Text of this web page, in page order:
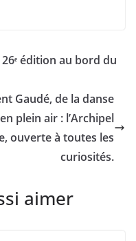
édition au bord du
Gaudé, de la danse
plein air : l’Archipel
ouverte à toutes les
curiosités.
aimer